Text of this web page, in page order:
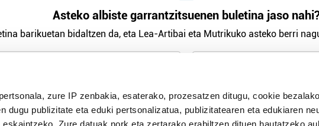
zure IP zenbakia, esaterako, prozesatzen ditugu, cookie
dugu publizitate eta eduki pertsonalizatua, publizitatearen eta edukiaren
Asteko albiste garrantzitsuenen buletina jaso
barikuetan bidaltzen da, eta Lea-Artibai eta Mutrikuko asteko berri